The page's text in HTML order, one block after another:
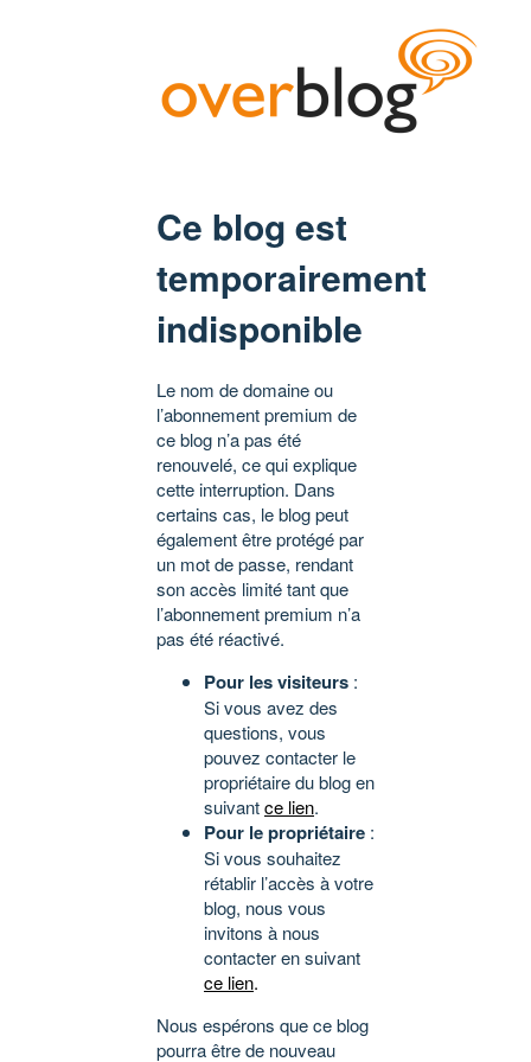
Ce blog est
temporairement
indisponible
Le nom de domaine ou
l’abonnement premium de
ce blog n’a pas été
renouvelé, ce qui explique
cette interruption. Dans
certains cas, le blog peut
également être protégé par
un mot de passe, rendant
son accès limité tant que
l’abonnement premium n’a
pas été réactivé.
Pour les visiteurs :
Si vous avez des
questions, vous
pouvez contacter le
propriétaire du blog en
suivantce lien.
Pour le propriétaire :
Si vous souhaitez
rétablir l’accès à votre
blog, nous vous
invitons à nous
contacter en suivant
ce lien.
Nous espérons que ce blog
pourra être de nouveau